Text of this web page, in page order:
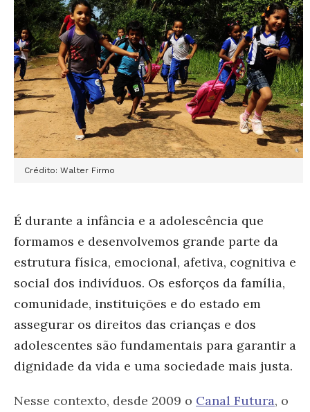
Crédito: Walter Firmo
É durante a infância e a adolescência que
formamos e desenvolvemos grande parte da
estrutura física, emocional, afetiva, cognitiva e
social dos indivíduos. Os esforços da família,
comunidade, instituições e do estado em
assegurar os direitos das crianças e dos
adolescentes são fundamentais para garantir a
dignidade da vida e uma sociedade mais justa.
Nesse contexto, desde 2009 o Canal Futura, o